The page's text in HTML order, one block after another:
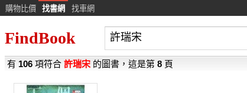
購物比價 找書網 找車網
FindBook
有 106 項符合 許瑞宋 的圖書，這是第 8 頁